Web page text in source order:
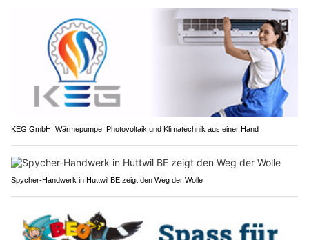
KEG GmbH: Wärmepumpe, Photovoltaik und Klimatechnik aus einer Hand
Spycher-Handwerk in Huttwil BE zeigt den Weg der Wolle